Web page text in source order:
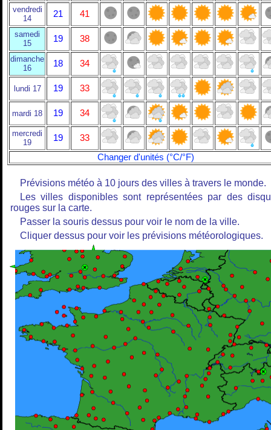
vendredi
14
21 41
samedi
15
19 38
dimanche
16
18 34
lundi 17 19 33
mardi 18 19 34
mercredi
19
19
33
Changer d'unités (°C/°F)
Prévisions météo à 10 jours des villes à travers le monde.
Les villes disponibles sont représentées par des
rouges sur la carte.
Passer la souris dessus pour voir le nom de la ville.
Cliquer dessus pour voir les prévisions météorologiques.